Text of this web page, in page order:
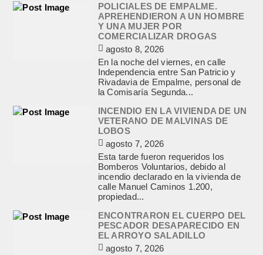
POLICIALES DE EMPALME.
APREHENDIERON A UN HOMBRE
Y UNA MUJER POR
COMERCIALIZAR DROGAS
agosto 8, 2026
En la noche del viernes, en calle
Independencia entre San Patricio y
Rivadavia de Empalme, personal de
la Comisaría Segunda...
INCENDIO EN LA VIVIENDA DE UN
VETERANO DE MALVINAS DE
LOBOS
agosto 7, 2026
Esta tarde fueron requeridos los
Bomberos Voluntarios, debido al
incendio declarado en la vivienda de
calle Manuel Caminos 1.200,
propiedad...
ENCONTRARON EL CUERPO DEL
PESCADOR DESAPARECIDO EN
EL ARROYO SALADILLO
agosto 7, 2026